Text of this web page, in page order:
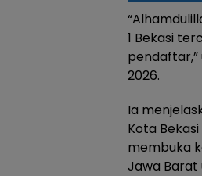
1 Bekasi
pendaftar,”
2026.
Ia
Kota
membuka
Jawa Barat